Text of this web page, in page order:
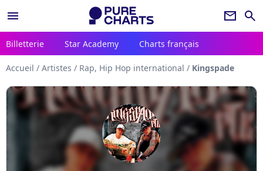
menu newsletter search
Billetterie Star Academy Charts français
Accueil / Artistes / Rap, Hip Hop international / Kingspade